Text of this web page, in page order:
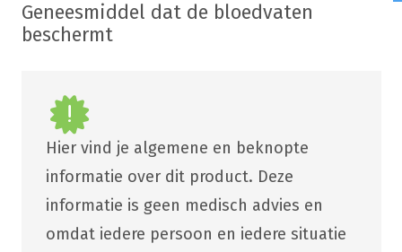
Geneesmiddel dat de bloedvaten
beschermt
Hier vind je algemene en beknopte
informatie over dit product. Deze
informatie is geen medisch advies en
omdat iedere persoon en iedere situatie